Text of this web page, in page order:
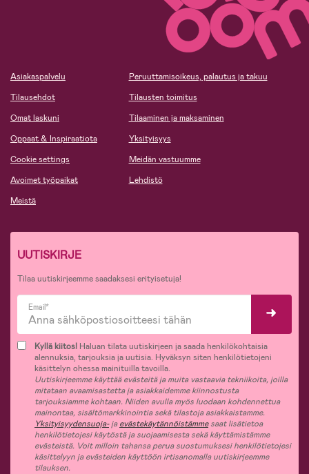
Asiakaspalvelu
Tilausehdot
Omat laskuni
Oppaat & Inspiraatiota
Cookie settings
Avoimet työpaikat
Meistä
Peruuttamisoikeus, palautus ja takuu
Tilausten toimitus
Tilaaminen ja maksaminen
Yksityisyys
Meidän vastuumme
Lehdistö
UUTISKIRJE
Tilaa uutiskirjeemme saadaksesi erityisetuja!
Email*
Kyllä kiitos! Haluan tilata uutiskirjeen ja saada henkilökohtaisia
alennuksia, tarjouksia ja uutisia. Hyväksyn siten henkilötietojeni
käsittelyn ohessa mainituilla tavoilla.
Uutiskirjeemme käyttää evästeitä ja muita vastaavia tekniikoita, joilla
mitataan avaamisastetta ja asiakkaidemme kiinnostusta
tarjouksiamme kohtaan. Niiden avulla myös luodaan kohdennettua
mainontaa, sisältömarkkinointia sekä tilastoja asiakkaistamme.
Yksityisyydensuoja-jaevästekäytännöistämmesaat lisätietoa
henkilötietojesi käytöstä ja suojaamisesta sekä käyttämistämme
evästeistä. Voit milloin tahansa perua suostumuksesi henkilötietojesi
käsittelyyn ja evästeiden käyttöön irtisanomalla uutiskirjeemme
tilauksen.